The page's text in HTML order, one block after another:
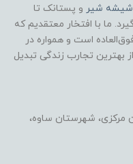
شیشه شیر و پستانک تا
ما با افتخار معتقدیم که
است و همواره در
بهترین تجارب زندگی تبدیل
مرکزی، شهرستان ساوه،